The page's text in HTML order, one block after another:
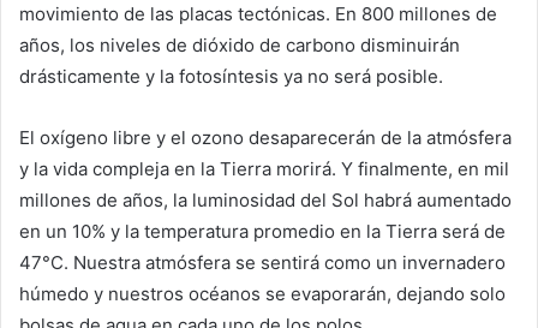
movimiento de las placas tectónicas. En 800 millones de
años, los niveles de dióxido de carbono disminuirán
drásticamente y la fotosíntesis ya no será posible.
El oxígeno libre y el ozono desaparecerán de la atmósfera
y la vida compleja en la Tierra morirá. Y finalmente, en mil
millones de años, la luminosidad del Sol habrá aumentado
en un 10% y la temperatura promedio en la Tierra será de
47°C. Nuestra atmósfera se sentirá como un invernadero
húmedo y nuestros océanos se evaporarán, dejando solo